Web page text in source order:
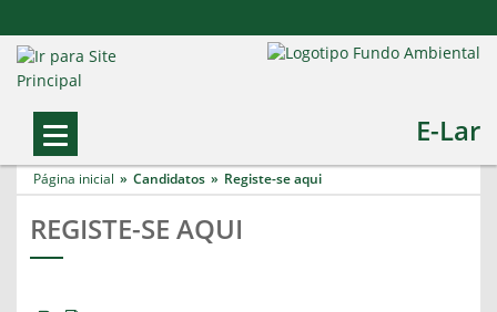
E-Lar
Página inicial Candidatos Registe-se aqui
REGISTE-SE AQUI